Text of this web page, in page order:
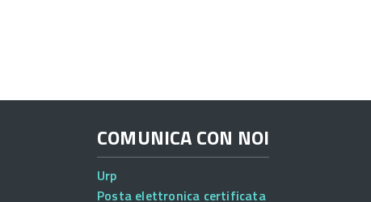
COMUNICA CON NOI
Urp
Posta elettronica certificata